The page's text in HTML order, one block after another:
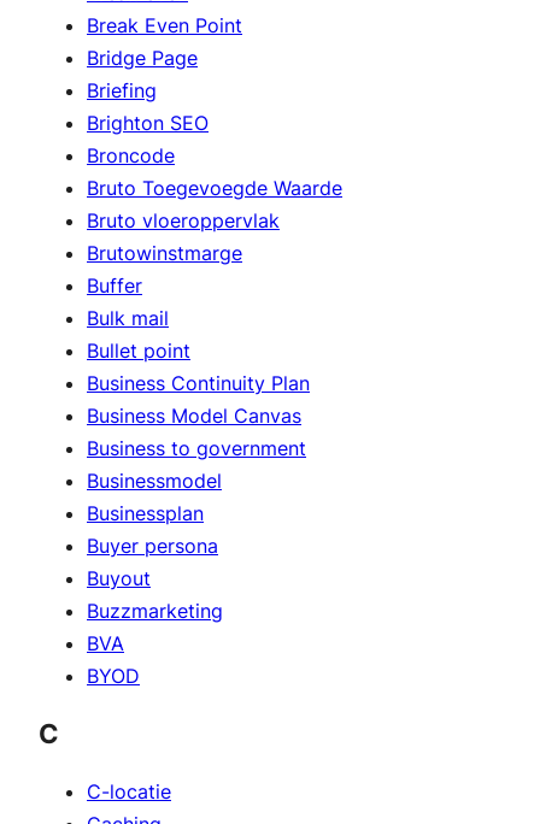
Break Even Point
Bridge Page
Briefing
Brighton SEO
Broncode
Bruto Toegevoegde Waarde
Bruto vloeroppervlak
Brutowinstmarge
Buffer
Bulk mail
Bullet point
Business Continuity Plan
Business Model Canvas
Business to government
Businessmodel
Businessplan
Buyer persona
Buyout
Buzzmarketing
BVA
BYOD
C
C-locatie